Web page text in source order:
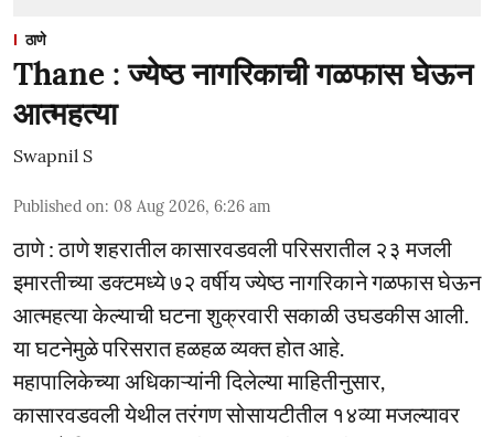
ठाणे
Thane : ज्येष्ठ नागरिकाची गळफास घेऊन
आत्महत्या
Swapnil S
Published on: 08 Aug 2026, 6:26 am
ठाणे : ठाणे शहरातील कासारवडवली परिसरातील २३ मजली
इमारतीच्या डक्टमध्ये ७२ वर्षीय ज्येष्ठ नागरिकाने गळफास घेऊन
आत्महत्या केल्याची घटना शुक्रवारी सकाळी उघडकीस आली.
या घटनेमुळे परिसरात हळहळ व्यक्त होत आहे.
महापालिकेच्या अधिकाऱ्यांनी दिलेल्या माहितीनुसार,
कासारवडवली येथील तरंगण सोसायटीतील १४व्या मजल्यावर